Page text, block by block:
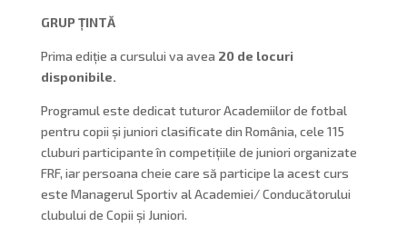
GRUP ȚINTĂ
Prima ediție a cursului va avea 20 de locuri
disponibile.
Programul este dedicat tuturor Academiilor de fotbal
pentru copii și juniori clasificate din România, cele 115
cluburi participante în competițiile de juniori organizate
FRF, iar persoana cheie care să participe la acest curs
este Managerul Sportiv al Academiei/ Conducătorului
clubului de Copii și Juniori.